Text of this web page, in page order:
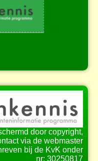
door copyright,
via de webmaster
bij de KvK onder
nr: 30250817